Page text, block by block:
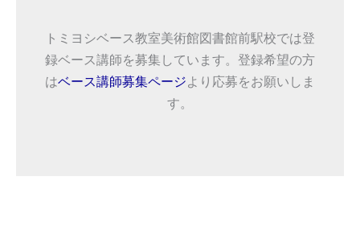
トミヨシベース教室美術館図書館前駅校では登
録ベース講師を募集しています。登録希望の方
はベース講師募集ページより応募をお願いしま
す。